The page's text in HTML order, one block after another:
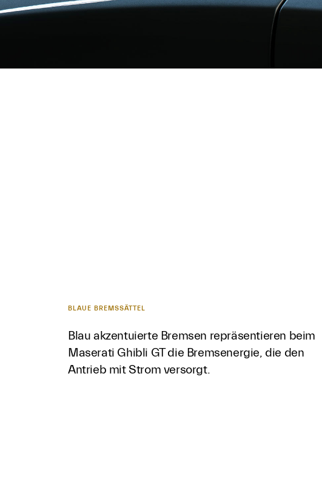
BLAUE BREMSSÄTTEL
Blau akzentuierte Bremsen repräsentieren beim
Maserati Ghibli GT die Bremsenergie, die den
Antrieb mit Strom versorgt.